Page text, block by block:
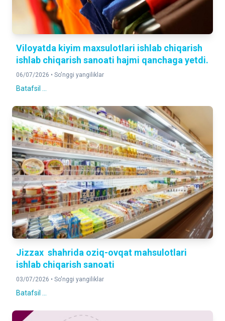
Viloyatda kiyim maxsulotlari ishlab chiqarish
ishlab chiqarish sanoati hajmi qanchaga yetdi.
06/07/2026 • So'nggi yangiliklar
Batafsil ...
Jizzax shahrida oziq-ovqat mahsulotlari
ishlab chiqarish sanoati
03/07/2026 • So'nggi yangiliklar
Batafsil ...